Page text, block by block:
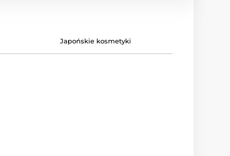
Japońskie kosmetyki